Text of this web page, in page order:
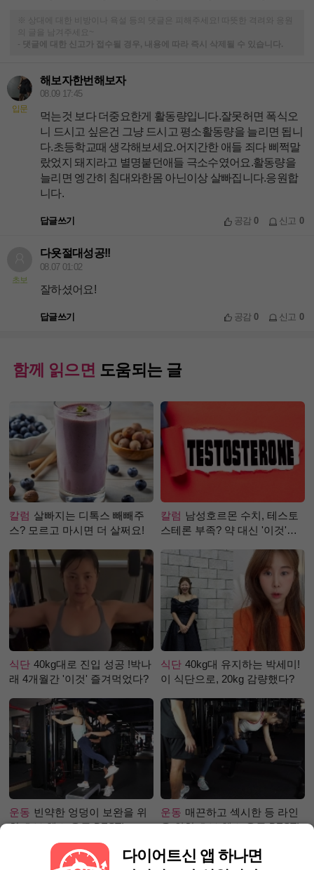
※ 상대에 대한 비방이나 욕설 등의 댓글은 피해주세요! 따뜻한 격려와 응원
의 글을 남겨주세요~
-
댓글에 대한 신고가 접수될 경우, 내용에 따라 즉시 삭제될 수 있습니다.
입문
해보자한번해보자
08.09 17:45
먹는것 보다 더중요한게 활동량입니다.잘못허면 폭식오
니 드시고 싶은건 그냥 드시고 평소활동량을 늘리면 됩니
다.초등학교때 생각해보세요.어지간한 애들 죄다 삐쩍말
랐었지 돼지라고 별명붙던애들 극소수였어요.활동량을
늘리면 엥간히 침대와한몸 아닌이상 살빠집니다.응원합
니다.
답글쓰기 공감0 신고 0
초보
다욧절대성공!!
08.07 01:02
잘하셨어요!
답글쓰기 공감0 신고 0
함께 읽으면 도움되는 글
칼럼 살빠지는 디톡스 빼빼주
스? 모르고 마시면 더 살쩌요!
칼럼 남성호르몬 수치, 테스토
스테론 부족? 약 대신 '이것'으
식단 40kg대로 진입 성공 !박나
래 4개월간 '이것' 즐겨먹었다?
식단 40kg대 유지하는 박세미!
이 식단으로, 20kg 감량했다?
운동 빈약한 엉덩이 보완을 위
한 초보 헬스 운동 BEST!
운동 매끈하고 섹시한 등 라인
을 위한 초보 헬스 운동 BEST!
다이어트신 앱 하나면